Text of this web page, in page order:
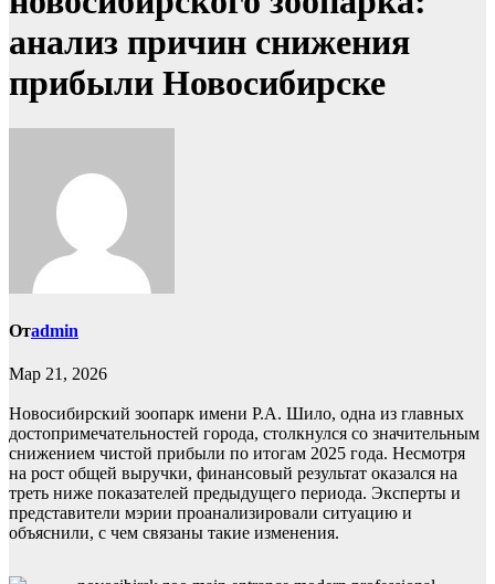
анализ причин снижения
прибыли Новосибирске
Отadmin
Мар 21, 2026
Новосибирский зоопарк имени Р.А. Шило, одна из главных
достопримечательностей города, столкнулся со значительным
снижением чистой прибыли по итогам 2025 года. Несмотря
на рост общей выручки, финансовый результат оказался на
треть ниже показателей предыдущего периода. Эксперты и
представители мэрии проанализировали ситуацию и
объяснили, с чем связаны такие изменения.